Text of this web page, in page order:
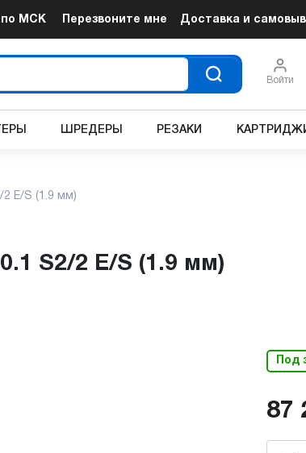
по МСК Перезвоните мне Доставка и
Войти
ШРЕДЕРЫ РЕЗАКИ
2 E/S (1.9 мм)
S2/2 E/S (1.9 мм)
Под
87